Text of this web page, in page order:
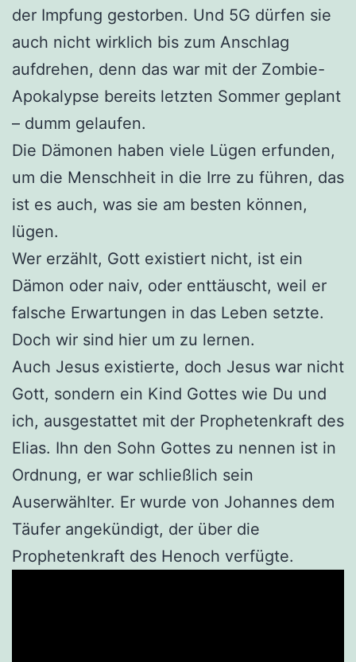
der Impfung gestorben. Und 5G dürfen sie
auch nicht wirklich bis zum Anschlag
aufdrehen, denn das war mit der Zombie-
Apokalypse bereits letzten Sommer geplant
– dumm gelaufen.
Die Dämonen haben viele Lügen erfunden,
um die Menschheit in die Irre zu führen, das
ist es auch, was sie am besten können,
lügen.
Wer erzählt, Gott existiert nicht, ist ein
Dämon oder naiv, oder enttäuscht, weil er
falsche Erwartungen in das Leben setzte.
Doch wir sind hier um zu lernen.
Auch Jesus existierte, doch Jesus war nicht
Gott, sondern ein Kind Gottes wie Du und
ich, ausgestattet mit der Prophetenkraft des
Elias. Ihn den Sohn Gottes zu nennen ist in
Ordnung, er war schließlich sein
Auserwählter. Er wurde von Johannes dem
Täufer angekündigt, der über die
Prophetenkraft des Henoch verfügte.